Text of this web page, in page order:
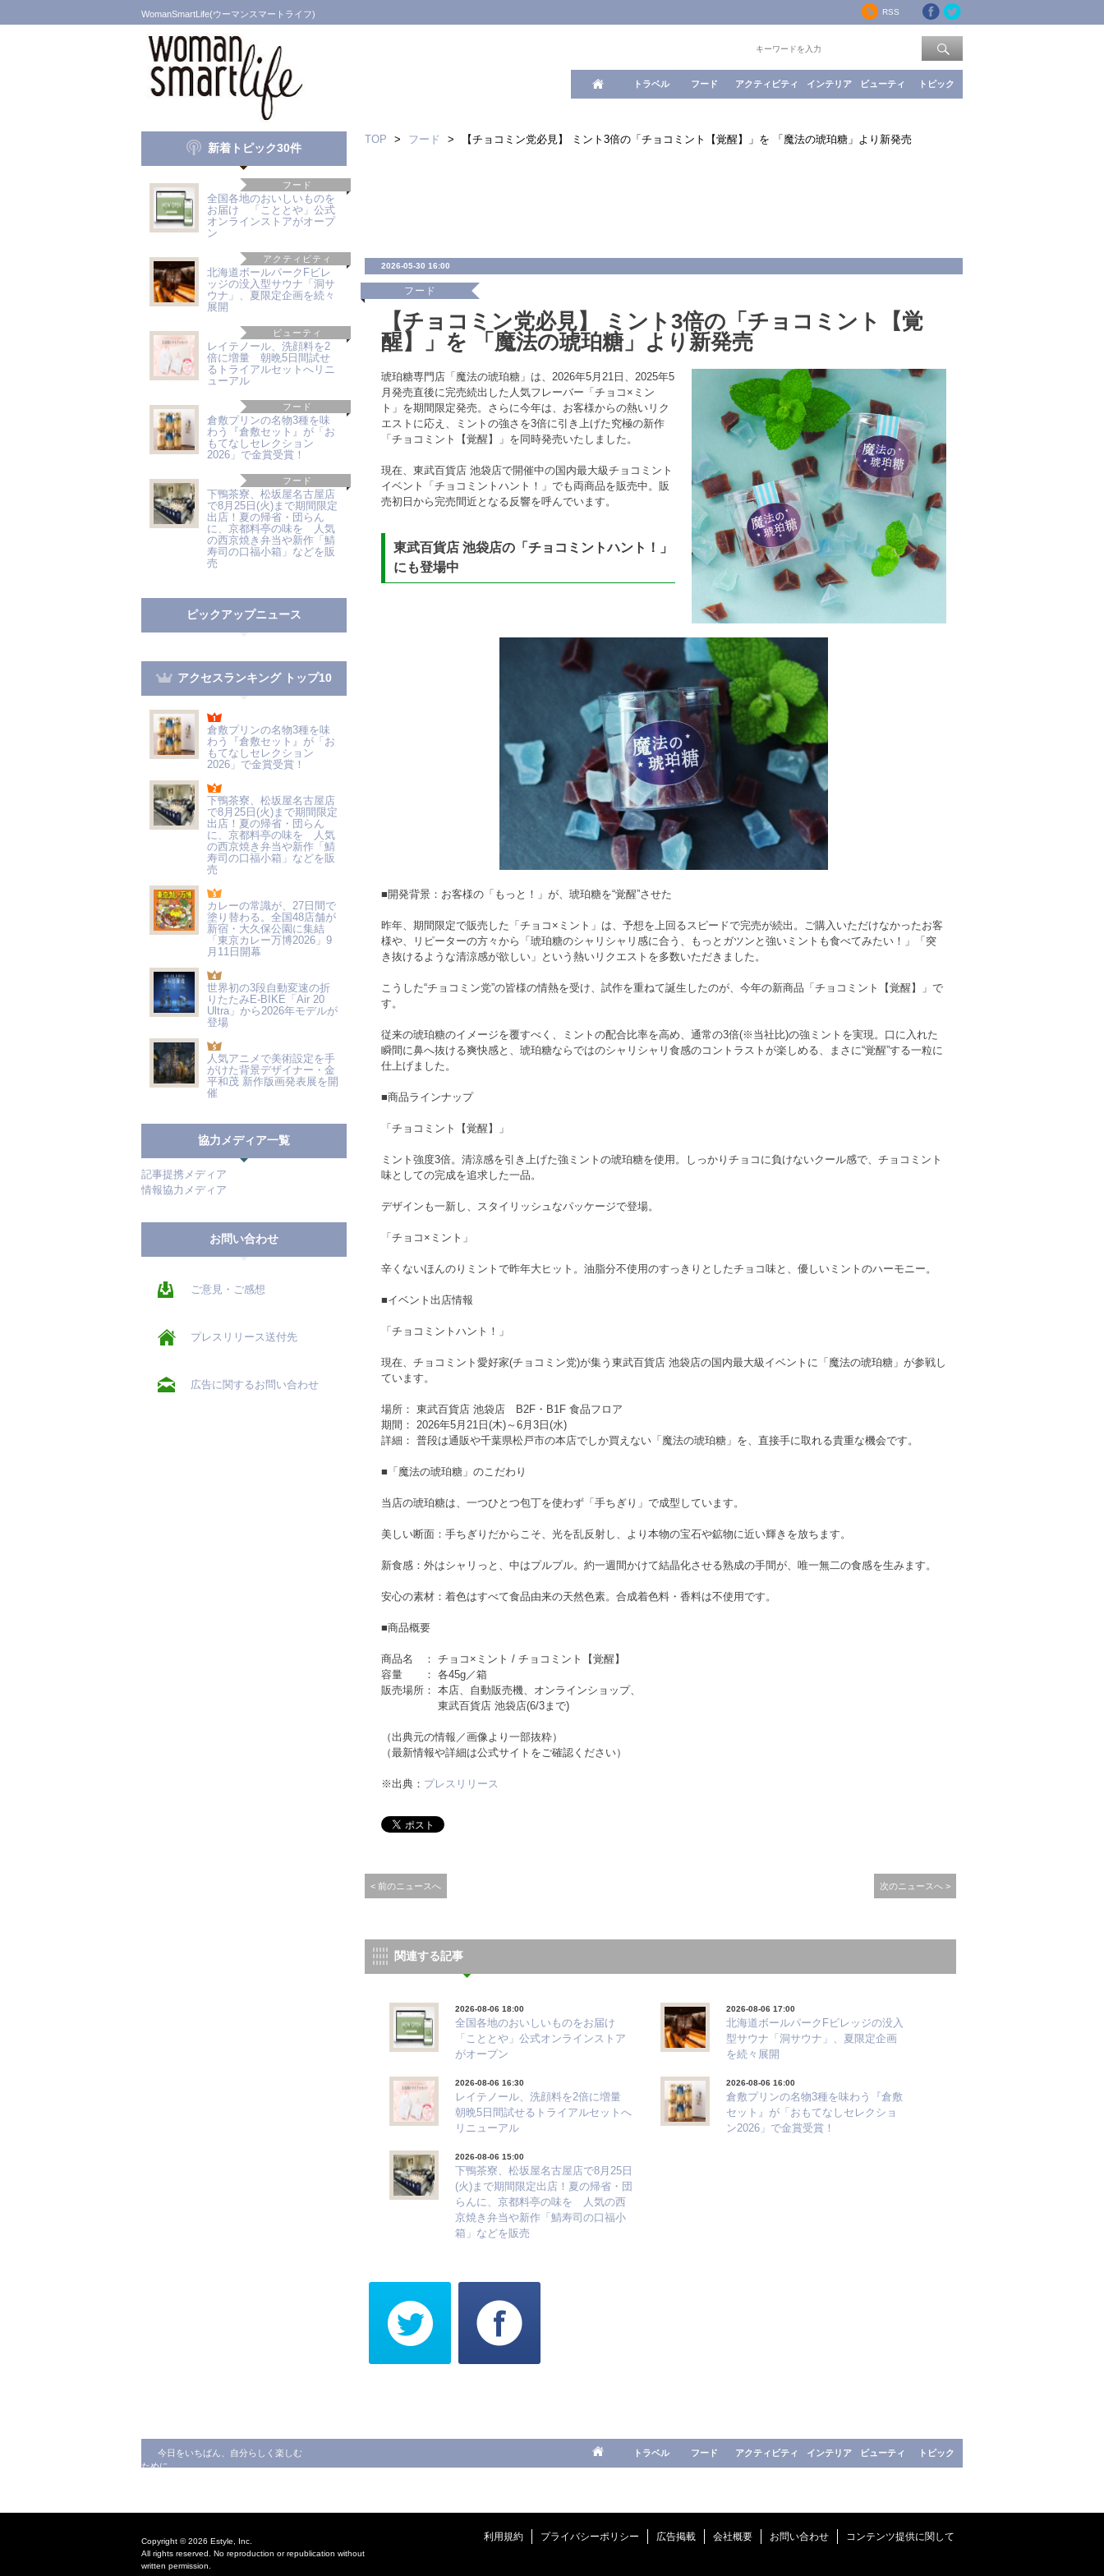
WomanSmartLife(ウーマンスマートライフ) RSS
トラベル フード アクティビティ インテリア ビューティ トピック
新着トピック30件
フード
全国各地のおいしいものを
お届け 「こととや」公式
オンラインストアがオープ
ン
アクティビティ
北海道ボールパークFビレ
ッジの没入型サウナ「洞サ
ウナ」、夏限定企画を続々
展開
ビューティ
レイテノール、洗顔料を2
倍に増量 朝晩5日間試せ
るトライアルセットへリニ
ューアル
フード
倉敷プリンの名物3種を味
わう『倉敷セット』が「お
もてなしセレクション
2026」で金賞受賞！
フード
下鴨茶寮、松坂屋名古屋店
で8月25日(火)まで期間限定
出店！夏の帰省・団らん
に、京都料亭の味を 人気
の西京焼き弁当や新作「鯖
寿司の口福小箱」などを販
売
ピックアップニュース
アクセスランキング トップ10
倉敷プリンの名物3種を味
わう『倉敷セット』が「お
もてなしセレクション
2026」で金賞受賞！
下鴨茶寮、松坂屋名古屋店
で8月25日(火)まで期間限定
出店！夏の帰省・団らん
に、京都料亭の味を 人気
の西京焼き弁当や新作「鯖
寿司の口福小箱」などを販
売
カレーの常識が、27日間で
塗り替わる。全国48店舗が
新宿・大久保公園に集結
「東京カレー万博2026」9
月11日開幕
世界初の3段自動変速の折
りたたみE-BIKE「Air 20
Ultra」から2026年モデルが
登場
人気アニメで美術設定を手
がけた背景デザイナー・金
平和茂 新作版画発表展を開
催
協力メディア一覧
記事提携メディア
情報協力メディア
お問い合わせ
ご意見・ご感想
プレスリリース送付先
広告に関するお問い合わせ
TOP > フード > 【チョコミン党必見】 ミント3倍の「チョコミント【覚醒】」を 「魔法の琥珀糖」より新発売
2026-05-30 16:00
フード
【チョコミン党必見】 ミント3倍の「チョコミント【覚
醒】」を 「魔法の琥珀糖」より新発売
琥珀糖専門店「魔法の琥珀糖」は、2026年5月21日、2025年5
月発売直後に完売続出した人気フレーバー「チョコ×ミン
ト」を期間限定発売。さらに今年は、お客様からの熱いリク
エストに応え、ミントの強さを3倍に引き上げた究極の新作
「チョコミント【覚醒】」を同時発売いたしました。
現在、東武百貨店 池袋店で開催中の国内最大級チョコミント
イベント「チョコミントハント！」でも両商品を販売中。販
売初日から完売間近となる反響を呼んでいます。
東武百貨店 池袋店の「チョコミントハント！」
にも登場中
■開発背景：お客様の「もっと！」が、琥珀糖を“覚醒”させた
昨年、期間限定で販売した「チョコ×ミント」は、予想を上回るスピードで完売が続出。ご購入いただけなかったお客
様や、リピーターの方々から「琥珀糖のシャリシャリ感に合う、もっとガツンと強いミントも食べてみたい！」「突
き抜けるような清涼感が欲しい」という熱いリクエストを多数いただきました。
こうした“チョコミン党”の皆様の情熱を受け、試作を重ねて誕生したのが、今年の新商品「チョコミント【覚醒】」で
す。
従来の琥珀糖のイメージを覆すべく、ミントの配合比率を高め、通常の3倍(※当社比)の強ミントを実現。口に入れた
瞬間に鼻へ抜ける爽快感と、琥珀糖ならではのシャリシャリ食感のコントラストが楽しめる、まさに“覚醒”する一粒に
仕上げました。
■商品ラインナップ
「チョコミント【覚醒】」
ミント強度3倍。清涼感を引き上げた強ミントの琥珀糖を使用。しっかりチョコに負けないクール感で、チョコミント
味としての完成を追求した一品。
デザインも一新し、スタイリッシュなパッケージで登場。
「チョコ×ミント」
辛くないほんのりミントで昨年大ヒット。油脂分不使用のすっきりとしたチョコ味と、優しいミントのハーモニー。
■イベント出店情報
「チョコミントハント！」
現在、チョコミント愛好家(チョコミン党)が集う東武百貨店 池袋店の国内最大級イベントに「魔法の琥珀糖」が参戦し
ています。
場所： 東武百貨店 池袋店 B2F・B1F 食品フロア
期間： 2026年5月21日(木)～6月3日(水)
詳細： 普段は通販や千葉県松戸市の本店でしか買えない「魔法の琥珀糖」を、直接手に取れる貴重な機会です。
■「魔法の琥珀糖」のこだわり
当店の琥珀糖は、一つひとつ包丁を使わず「手ちぎり」で成型しています。
美しい断面：手ちぎりだからこそ、光を乱反射し、より本物の宝石や鉱物に近い輝きを放ちます。
新食感：外はシャリっと、中はプルプル。約一週間かけて結晶化させる熟成の手間が、唯一無二の食感を生みます。
安心の素材：着色はすべて食品由来の天然色素。合成着色料・香料は不使用です。
■商品概要
商品名 ： チョコ×ミント / チョコミント【覚醒】
容量 ： 各45g／箱
販売場所： 本店、自動販売機、オンラインショップ、
東武百貨店 池袋店(6/3まで)
（出典元の情報／画像より一部抜粋）
（最新情報や詳細は公式サイトをご確認ください）
※出典： プレスリリース
< 前のニュースへ 次のニュースへ >
関連する記事
2026-08-06 18:00
全国各地のおいしいものをお届け
「こととや」公式オンラインストア
がオープン
2026-08-06 17:00
北海道ボールパークFビレッジの没入
型サウナ「洞サウナ」、夏限定企画
を続々展開
2026-08-06 16:30
レイテノール、洗顔料を2倍に増量
朝晩5日間試せるトライアルセットへ
リニューアル
2026-08-06 16:00
倉敷プリンの名物3種を味わう『倉敷
セット』が「おもてなしセレクショ
ン2026」で金賞受賞！
2026-08-06 15:00
下鴨茶寮、松坂屋名古屋店で8月25日
(火)まで期間限定出店！夏の帰省・団
らんに、京都料亭の味を 人気の西
京焼き弁当や新作「鯖寿司の口福小
箱」などを販売
今日をいちばん、自分らしく楽しむ
ために
トラベル フード アクティビティ インテリア ビューティ トピック
Copyright © 2026 Estyle, Inc.
All rights reserved. No reproduction or republication without
written permission.
コンテンツ提供に関して
お問い合わせ
会社概要
広告掲載
プライバシーポリシー
利用規約